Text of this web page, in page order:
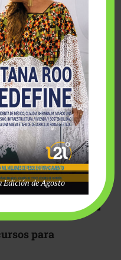
México unieron
de una …
para
de Agosto